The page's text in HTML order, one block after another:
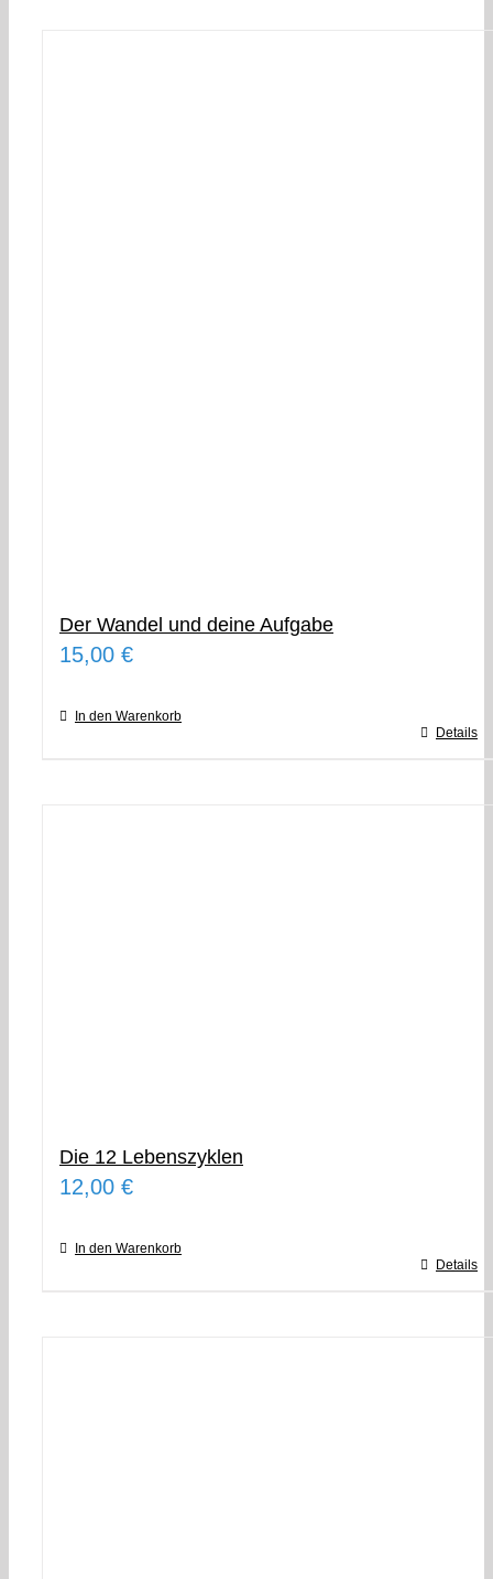
Der Wandel und deine Aufgabe
15,00 €
In den Warenkorb
Details
Die 12 Lebenszyklen
12,00 €
In den Warenkorb
Details